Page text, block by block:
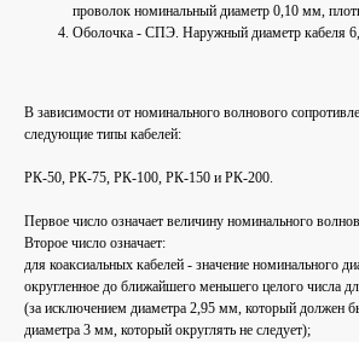
проволок номинальный диаметр 0,10 мм,
Оболочка - СПЭ. Наружный диаметр кабеля
В зависимости от номинального волнового
следующие типы кабелей:
РК-50, РК-75, РК-100, РК-150 и РК-200.
Первое число означает величину номинального
Второе число означает:
для коаксиальных кабелей - значение номинального
округленное до ближайшего меньшего целого числа
(за исключением диаметра 2,95 мм, который должен
диаметра 3 мм, который округлять не следует);